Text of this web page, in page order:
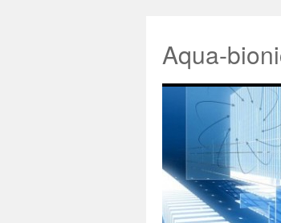
Aqua-